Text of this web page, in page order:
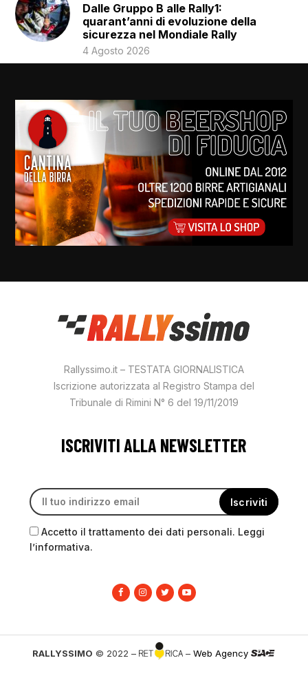
Dalle Gruppo B alle Rally1:
quarant’anni di evoluzione della
sicurezza nel Mondiale Rally
4 Agosto 2026
Rallyssimo.it – TESTATA GIORNALISTICA
Iscrizione autorizzata al Registro Stampa del
Tribunale di Rimini N° 6 del 19/11/2019
ISCRIVITI ALLA NEWSLETTER
Accetto il trattamento dei dati personali. Leggi
l’informativa.
RALLYSSIMO © 2022 – –Web Agency